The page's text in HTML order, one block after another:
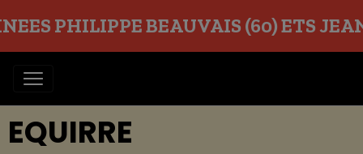
PHILIPPE BEAUVAIS (60) ETS
EQUIRRE